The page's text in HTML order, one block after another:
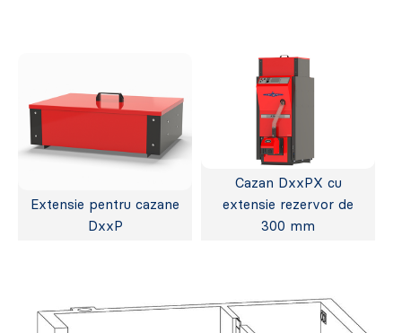
Extensie pentru cazane
DxxP
Cazan DxxPX cu
extensie rezervor de
300 mm